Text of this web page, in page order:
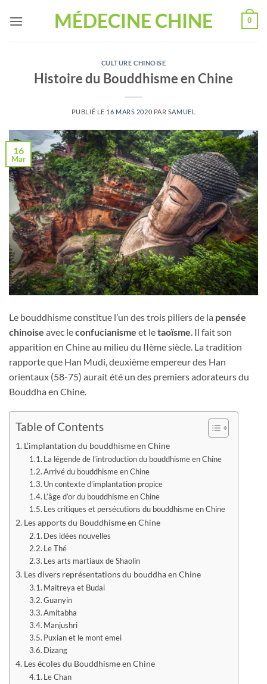
MÉDECINE CHINE 0
CULTURE CHINOISE
Histoire du Bouddhisme en Chine
PUBLIÉ LE 16 MARS 2020 PAR SAMUEL
16
Mar
Le bouddhisme constitue l’un des trois piliers de la pensée
chinoise avec leconfucianisme et letaoïsme. Il fait son
apparition en Chine au milieu du IIème siècle. La tradition
rapporte que Han Mudi, deuxième empereur des Han
orientaux (58-75) aurait été un des premiers adorateurs du
Bouddha en Chine.
Table of Contents
L’implantation du bouddhisme en Chine
La légende de l’introduction du bouddhisme en Chine
Arrivé du bouddhisme en Chine
Un contexte d’implantation propice
L’âge d’or du bouddhisme en Chine
Les critiques et persécutions du bouddhisme en Chine
Les apports du Bouddhisme en Chine
Des idées nouvelles
Le Thé
Les arts martiaux de Shaolin
Les divers représentations du bouddha en Chine
Maitreya et Budai
Guanyin
Amitabha
Manjushri
Puxian et le mont emei
Dizang
Les écoles du Bouddhisme en Chine
Le Chan